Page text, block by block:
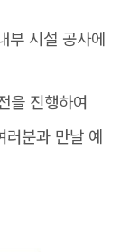
부 시설 공사에
을 진행하여
러분과 만날 예